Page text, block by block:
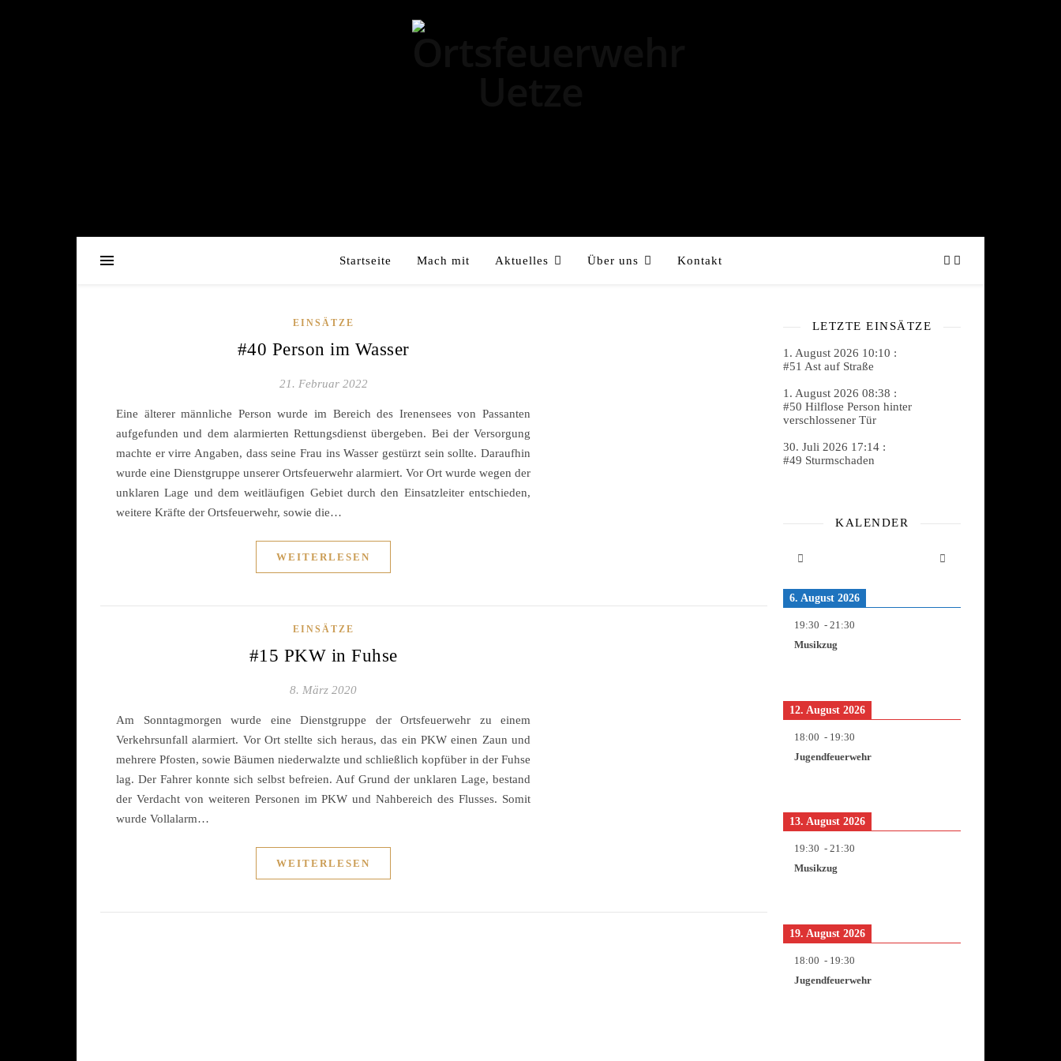
Startseite Mach mit Aktuelles Über uns Kontakt
EINSÄTZE
#40 Person im Wasser
21. Februar 2022
Eine älterer männliche Person wurde im Bereich des Irenensees von Passanten
aufgefunden und dem alarmierten Rettungsdienst übergeben. Bei der Versorgung
machte er virre Angaben, dass seine Frau ins Wasser gestürzt sein sollte. Daraufhin
wurde eine Dienstgruppe unserer Ortsfeuerwehr alarmiert. Vor Ort wurde wegen der
unklaren Lage und dem weitläufigen Gebiet durch den Einsatzleiter entschieden,
weitere Kräfte der Ortsfeuerwehr, sowie die…
WEITERLESEN
EINSÄTZE
#15 PKW in Fuhse
8. März 2020
Am Sonntagmorgen wurde eine Dienstgruppe der Ortsfeuerwehr zu einem
Verkehrsunfall alarmiert. Vor Ort stellte sich heraus, das ein PKW einen Zaun und
mehrere Pfosten, sowie Bäumen niederwalzte und schließlich kopfüber in der Fuhse
lag. Der Fahrer konnte sich selbst befreien. Auf Grund der unklaren Lage, bestand
der Verdacht von weiteren Personen im PKW und Nahbereich des Flusses. Somit
wurde Vollalarm…
WEITERLESEN
LETZTE EINSÄTZE
1. August 2026 10:10 :
#51 Ast auf Straße
1. August 2026 08:38 :
#50 Hilflose Person hinter
verschlossener Tür
30. Juli 2026 17:14 :
#49 Sturmschaden
KALENDER
6. August 2026
19:30 - 21:30
Musikzug
12. August 2026
18:00 - 19:30
Jugendfeuerwehr
13. August 2026
19:30 - 21:30
Musikzug
19. August 2026
18:00 - 19:30
Jugendfeuerwehr